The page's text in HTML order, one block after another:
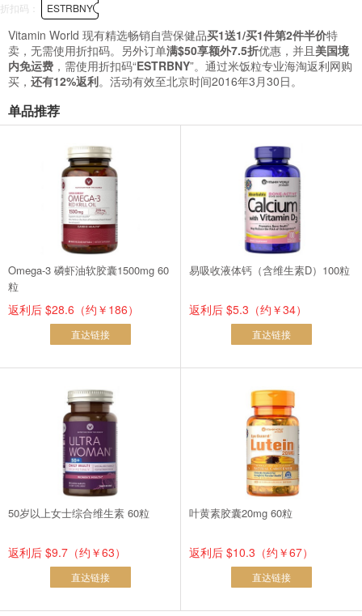
折扣码： ESTRBNY
Vitamin World 现有精选畅销自营保健品买1送1/买1件第2件半价特
卖，无需使用折扣码。另外订单满$50享额外7.5折优惠，并且美国境
内免运费 ，需使用折扣码“ESTRBNY”。通过米饭粒专业海淘返利网购
买， 还有12%返利。活动有效至北京时间2016年3月30日。
单品推荐
Omega-3 磷虾油软胶囊1500mg 60
粒
返利后 $28.6（约￥186）
直达链接
易吸收液体钙（含维生素D）100粒
返利后 $5.3（约￥34）
直达链接
50岁以上女士综合维生素 60粒
返利后 $9.7（约￥63）
直达链接
叶黄素胶囊20mg 60粒
返利后 $10.3（约￥67）
直达链接